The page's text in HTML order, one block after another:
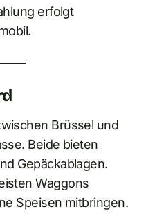
erfolgt
Brüssel und
Beide bieten
Gepäckablagen.
Waggons
Speisen mitbringen.